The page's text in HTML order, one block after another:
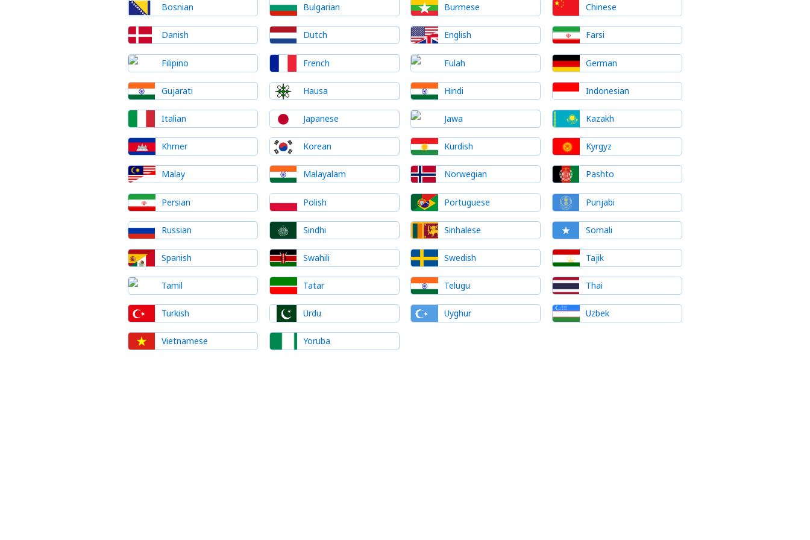
Bosnian Bulgarian Burmese Chinese
Danish Dutch English Farsi
Filipino French Fulah German
Gujarati Hausa Hindi Indonesian
Italian Japanese Jawa Kazakh
Khmer Korean Kurdish Kyrgyz
Malay Malayalam Norwegian Pashto
Persian Polish Portuguese Punjabi
Russian Sindhi Sinhalese Somali
Spanish Swahili Swedish Tajik
Tamil Tatar Telugu Thai
Turkish Urdu Uyghur Uzbek
Vietnamese Yoruba